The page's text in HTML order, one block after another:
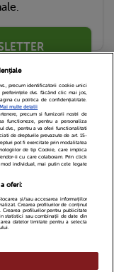
Contact
Despre noi
precum identificatorii cookie unici
preferințele dvs. făcând clic mai jos,
cu politica de confidențialitate.
Mai multe detalii
precum si furnizorii nostri de
functioneze, pentru a personaliza
dvs., pentru a va oferi functionalitati
de drepturile prevazute de art. 15-
pot fi exercitate prin modalitatea
de tip Cookie, care implica
ii cu care colaboram. Prin click
mod individual, mai putin cele legate
oferi:
și/sau accesarea informațiilor
Crearea profilurilor de conținut
profilurilor pentru publicitate
statistici sau combinații de date din
datelor limitate pentru a selecta